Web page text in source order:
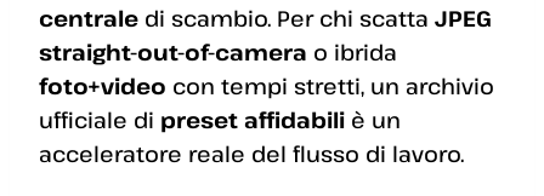
centrale di scambio. Per chi scatta JPEG
straight-out-of-camera o ibrida
foto+video con tempi stretti, un archivio
ufficiale di preset affidabili è un
acceleratore reale del flusso di lavoro.